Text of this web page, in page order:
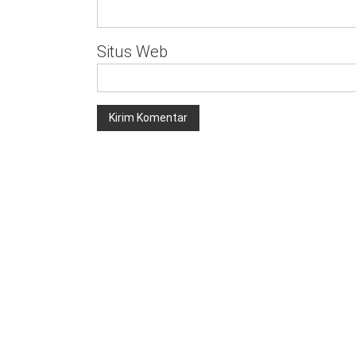
Situs Web